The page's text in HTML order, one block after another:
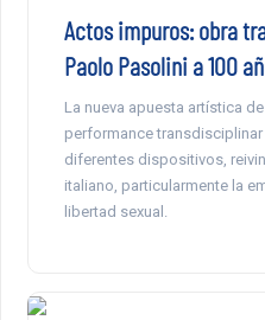
Actos impuros: obra
Paolo Pasolini a 100
La nueva apuesta artística
performance
diferentes dispositivos,
italiano, particularmente la
libertad sexual.